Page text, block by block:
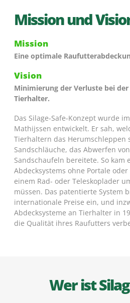
Mission und
Mission
Eine optimale
Vision
Minimierung der Verluste bei
Tierhalter.
Das Silage-Safe-Konzept wurde
Mathijssen entwickelt. Er sah,
Tierhaltern das Herumschleppen
Sandschläuche, das Abwerfen
Sandschaufeln bereitete. So kam
Abdecksystems ohne Portale
einem Rad- oder Teleskoplader
müssen. Das patentierte System
internationale Preise ein, und
Abdecksysteme an Tierhalter in
die Qualität ihres Raufutters
Wer ist